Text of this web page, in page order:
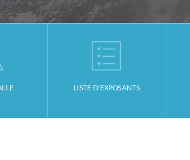
LISTE D'EXPOSANTS